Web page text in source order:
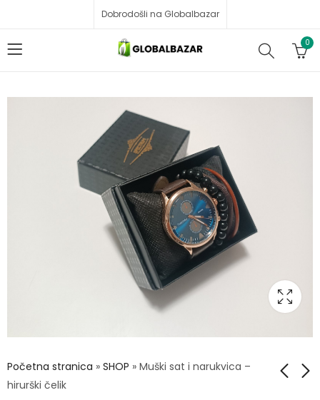
Dobrodošli na Globalbazar
0
Početna stranica » SHOP » Muški sat i narukvica –
hirurški čelik